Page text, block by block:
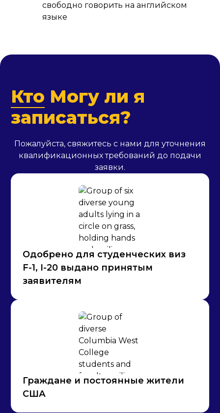
свободно говорить на английском
языке
Кто Могу ли я
записаться?
Пожалуйста, свяжитесь с нами для уточнения
квалификационных требований до подачи
заявки.
Одобрено для студенческих виз
F-1, I-20 выдано принятым
заявителям
Граждане и постоянные жители
США